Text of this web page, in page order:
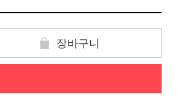
장바구니